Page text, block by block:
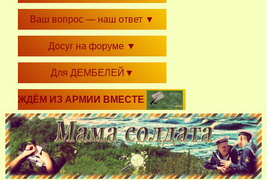
Ваш вопрос — наш ответ ▼
Досуг на форуме ▼
Для ДЕМБЕЛЕЙ ▼
ЖДЁМ ИЗ АРМИИ ВМЕСТЕ